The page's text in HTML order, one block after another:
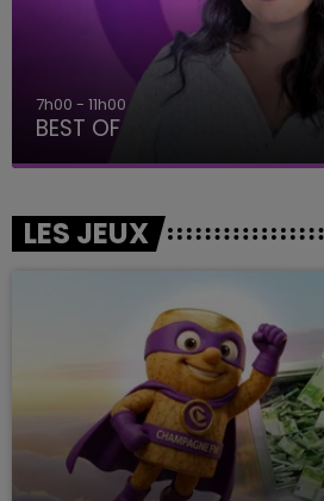
7h00 - 11h00
BEST OF
LES JEUX